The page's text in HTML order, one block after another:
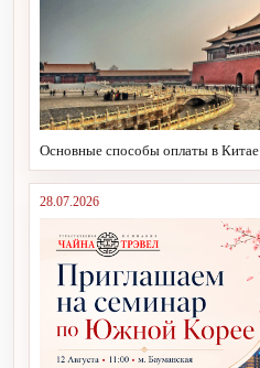
Основные способы оплаты в Китае
28.07.2026